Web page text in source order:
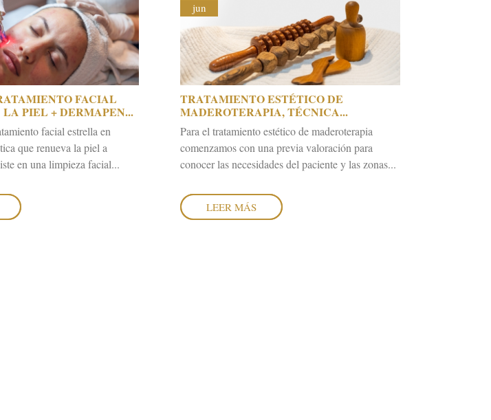
OCTUBRE
JUNIO
2020
2019
FACIAL
LA PIEL + DERMAPEN...
facial estrella en
que renueva la piel a
en una limpieza facial...
jun
TRATAMIENTO ESTÉTICO DE
MADEROTERAPIA, TÉCNICA...
Para el tratamiento estético de maderoterapia
comenzamos con una previa valoración para
conocer las necesidades del paciente y las zonas...
LEER MÁS